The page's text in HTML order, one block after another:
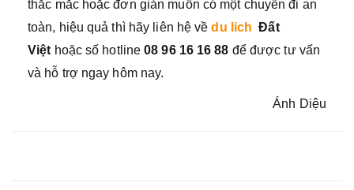
thắc mắc hoặc đơn giản muốn có một chuyến đi an
toàn, hiệu quả thì hãy liên hệ vềdu lich Đất
Việt hoặc số hotline08 96 16 16 88 để được tư vấn
và hỗ trợ ngay hôm nay.
Ánh Diệu